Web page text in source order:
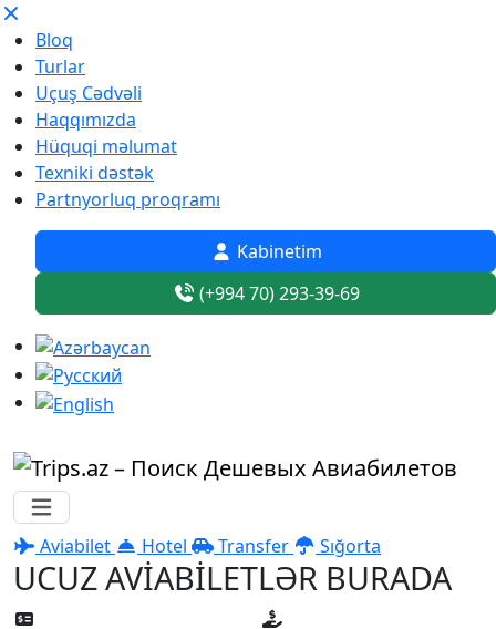
Bloq
Turlar
Uçuş Cədvəli
Haqqımızda
Hüquqi məlumat
Texniki dəstək
Partnyorluq proqramı
Kabinetim
(+994 70) 293-39-69
Aviabilet Hotel Transfer Sığorta
UCUZ AVİABİLETLƏR BURADA